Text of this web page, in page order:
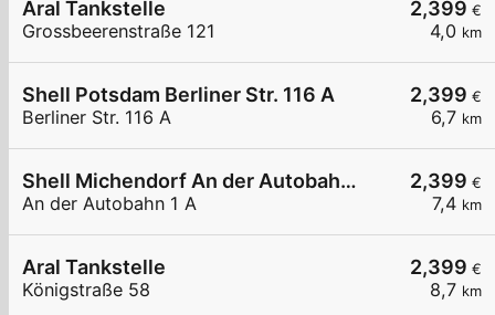
2,399 €
4,0 km
Aral Tankstelle
Grossbeerenstraße 121
2,399 €
6,7 km
Shell Potsdam Berliner Str. 116 A
Berliner Str. 116 A
2,399 €
7,4 km
Shell Michendorf An der Autobahn 1 A
An der Autobahn 1 A
2,399 €
8,7 km
Aral Tankstelle
Königstraße 58